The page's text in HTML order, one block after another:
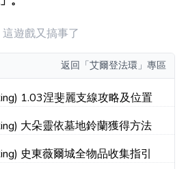
遊戲又搞事了
返回 「艾爾登法環」專區
1.03涅斐麗支線攻略及位置
大朵靈依墓地鈴蘭獲得方法
史東薇爾城全物品收集指引